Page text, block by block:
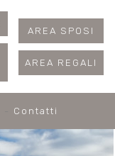
AREA SPOSI
AREA REGALI
Contatti